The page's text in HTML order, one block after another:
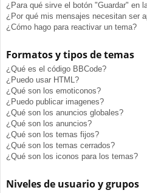
¿Para qué sirve el botón "Guardar" en
¿Por qué mis mensajes necesitan ser
¿Cómo hago para reactivar un tema?
Formatos y tipos de temas
¿Qué es el código BBCode?
¿Puedo usar HTML?
¿Qué son los emoticonos?
¿Puedo publicar imagenes?
¿Qué son los anuncios globales?
¿Qué son los anuncios?
¿Qué son los temas fijos?
¿Qué son los temas cerrados?
¿Qué son los iconos para los temas?
Niveles de usuario y grupos